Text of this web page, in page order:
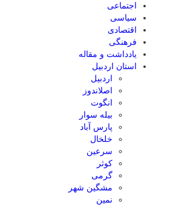
اجتماعی
سیاسی
اقتصادی
فرهنگی
یادداشت و مقاله
استان اردبیل
اردبیل
اصلاندوز
انگوت
بیله سوار
پارس آباد
خلخال
سرعین
کوثر
گرمی
مشگین شهر
نمین